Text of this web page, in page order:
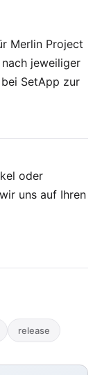
Merlin Project
jeweiliger
SetApp zur
oder
uns auf Ihren
release